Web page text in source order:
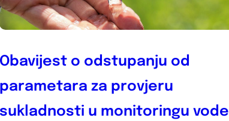
Obavijest o odstupanju od
parametara za provjeru
sukladnosti u monitoringu vode